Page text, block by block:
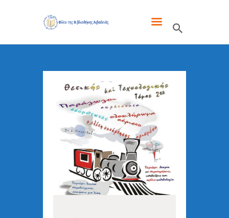
ΦΙΛΟΙ ΤΗΣ ΒΙΒΛΙΟΘΗΚΗΣ
ΤΑ ΝΈΑ ΜΑΣ
ΕΚΔΌΣΕΙΣ
ΕΝΔΙΑΦΈΡΟΥΝ
ΕΠΙΚΟΙΝΩΝΊΑ